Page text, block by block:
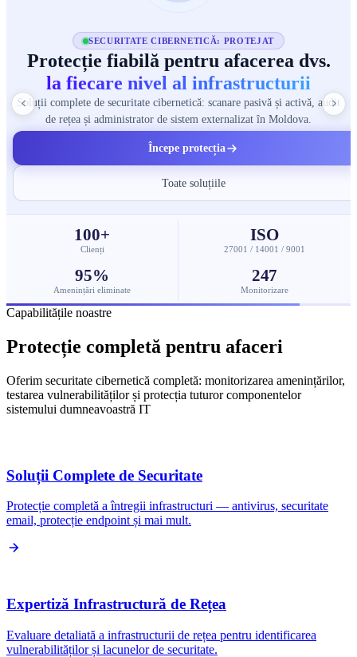
SECURITATE CIBERNETICĂ: PROTEJAT
Protecție fiabilă pentru afacerea dvs.
la fiecare nivel al infrastructurii
Soluții complete de securitate cibernetică: scanare pasivă și activă, audit
de rețea și administrator de sistem externalizat în Moldova.
Începe protecția
Toate soluțiile
100+
Clienți
ISO
27001 / 14001 / 9001
95%
Amenințări eliminate
247
Monitorizare
Capabilitățile noastre
Protecție completă pentru afaceri
Oferim securitate cibernetică completă: monitorizarea amenințărilor,
testarea vulnerabilităților și protecția tuturor componentelor
sistemului dumneavoastră IT
Soluții Complete de Securitate
Protecție completă a întregii infrastructuri — antivirus, securitate
email, protecție endpoint și mai mult.
Expertiză Infrastructură de Rețea
Evaluare detaliată a infrastructurii de rețea pentru identificarea
vulnerabilităților și lacunelor de securitate.